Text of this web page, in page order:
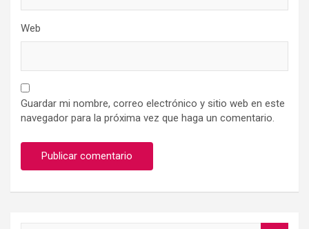
Web
Guardar mi nombre, correo electrónico y sitio web en este
navegador para la próxima vez que haga un comentario.